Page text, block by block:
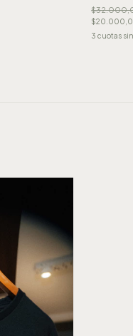
3 cuotas